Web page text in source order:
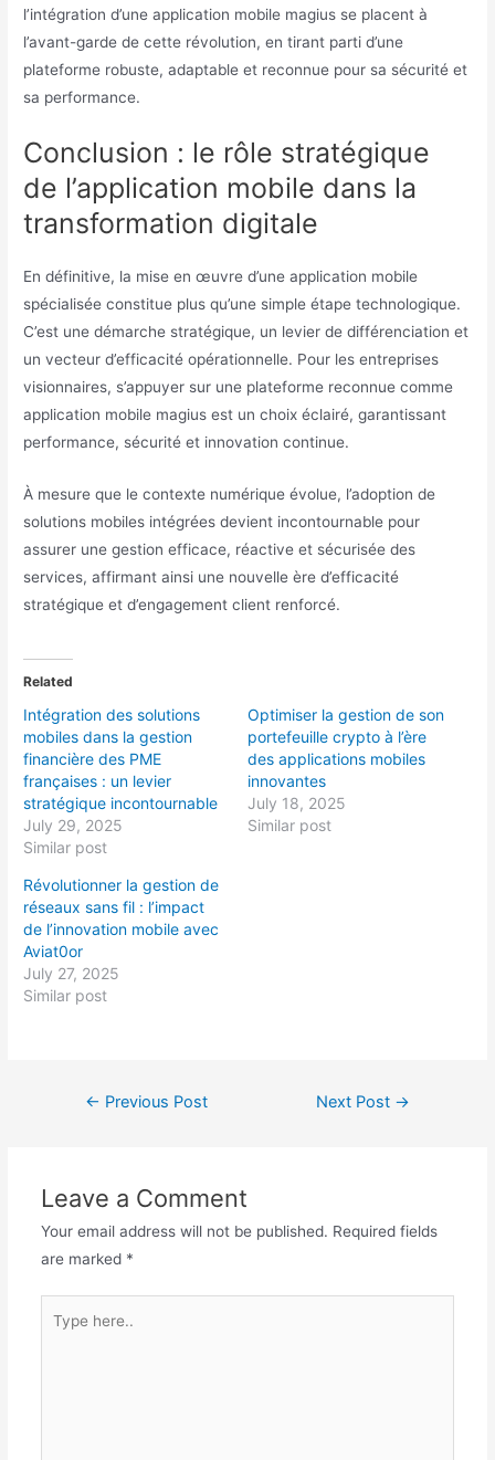
l’intégration d’une application mobile magius se placent à
l’avant-garde de cette révolution, en tirant parti d’une
plateforme robuste, adaptable et reconnue pour sa sécurité et
sa performance.
Conclusion : le rôle stratégique
de l’application mobile dans la
transformation digitale
En définitive, la mise en œuvre d’une application mobile
spécialisée constitue plus qu’une simple étape technologique.
C’est une démarche stratégique, un levier de différenciation et
un vecteur d’efficacité opérationnelle. Pour les entreprises
visionnaires, s’appuyer sur une plateforme reconnue comme
application mobile magius est un choix éclairé, garantissant
performance, sécurité et innovation continue.
À mesure que le contexte numérique évolue, l’adoption de
solutions mobiles intégrées devient incontournable pour
assurer une gestion efficace, réactive et sécurisée des
services, affirmant ainsi une nouvelle ère d’efficacité
stratégique et d’engagement client renforcé.
Related
Intégration des solutions
mobiles dans la gestion
financière des PME
françaises : un levier
stratégique incontournable
July 29, 2025
Similar post
Optimiser la gestion de son
portefeuille crypto à l’ère
des applications mobiles
innovantes
July 18, 2025
Similar post
Révolutionner la gestion de
réseaux sans fil : l’impact
de l’innovation mobile avec
Aviat0or
July 27, 2025
Similar post
← Previous Post Next Post →
Leave a Comment
Your email address will not be published. Required fields
are marked *